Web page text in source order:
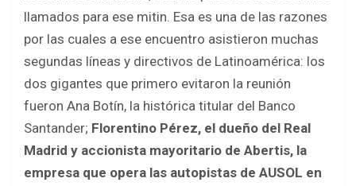
llamados para ese mitin. Esa es una de las razones
por las cuales a ese encuentro asistieron muchas
segundas líneas y directivos de Latinoamérica: los
dos gigantes que primero evitaron la reunión
fueron Ana Botín, la histórica titular del Banco
Santander; Florentino Pérez, el dueño del Real
Madrid y accionista mayoritario de Abertis, la
empresa que opera las autopistas de AUSOL en